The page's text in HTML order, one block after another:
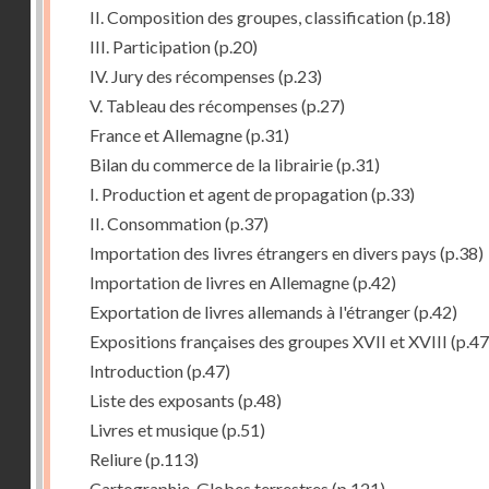
II. Composition des groupes, classification(p.18)
III. Participation(p.20)
IV. Jury des récompenses (p.23)
V. Tableau des récompenses (p.27)
France et Allemagne(p.31)
Bilan du commerce de la librairie(p.31)
I. Production et agent de propagation(p.33)
II. Consommation(p.37)
Importation des livres étrangers en divers pays (p.38)
Importation de livres en Allemagne(p.42)
Exportation de livres allemands à l'étranger(p.42)
Expositions françaises des groupes XVII et XVIII
Introduction(p.47)
Liste des exposants (p.48)
Livres et musique(p.51)
Reliure(p.113)